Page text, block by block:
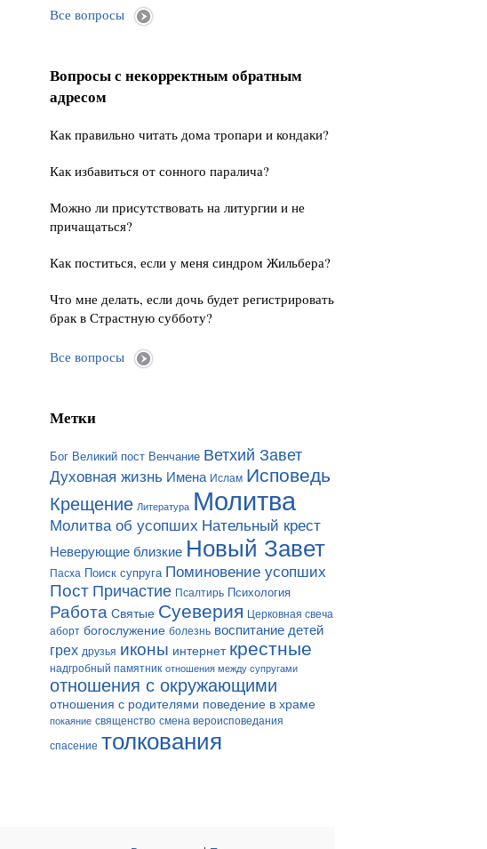
Все вопросы
Вопросы с некорректным обратным
адресом
Как правильно читать дома тропари и кондаки?
Как избавиться от сонного паралича?
Можно ли присутствовать на литургии и не
причащаться?
Как поститься, если у меня синдром Жильбера?
Что мне делать, если дочь будет регистрировать
брак в Страстную субботу?
Все вопросы
Метки
Бог Великий пост Венчание Ветхий Завет
Духовная жизнь Имена Ислам Исповедь
Крещение Литература Молитва
Молитва об усопших Нательный крест
Неверующие близкие Новый Завет
Пасха Поиск супруга Поминовение усопших
Пост Причастие Псалтирь Психология
Работа Святые Суеверия Церковная свеча
аборт богослужение болезнь воспитание детей
грех друзья иконы интернет крестные
надгробный памятник отношения между супругами
отношения с окружающими
отношения с родителями поведение в храме
покаяние священство смена вероисповедания
спасение толкования